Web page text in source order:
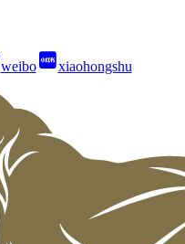
weibo xiaohongshu